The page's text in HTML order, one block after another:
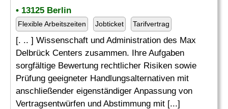
• 13125 Berlin
Flexible Arbeitszeiten Jobticket Tarifvertrag
[. .. ] Wissenschaft und Administration des Max
Delbrück Centers zusammen. Ihre Aufgaben
sorgfältige Bewertung rechtlicher Risiken sowie
Prüfung geeigneter Handlungsalternativen mit
anschließender eigenständiger Anpassung von
Vertragsentwürfen und Abstimmung mit [...]